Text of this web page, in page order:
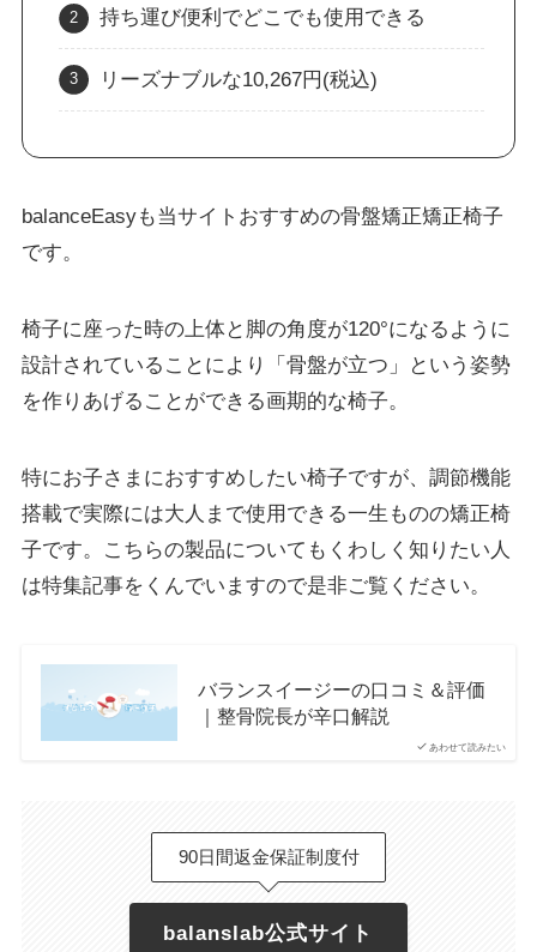
持ち運び便利でどこでも使用できる
リーズナブルな10,267円(税込)
balanceEasyも当サイトおすすめの骨盤矯正矯正椅子
です。
椅子に座った時の上体と脚の角度が120°になるように
設計されていることにより「骨盤が立つ」という姿勢
を作りあげることができる画期的な椅子。
特にお子さまにおすすめしたい椅子ですが、調節機能
搭載で実際には大人まで使用できる一生ものの矯正椅
子です。こちらの製品についてもくわしく知りたい人
は特集記事をくんでいますので是非ご覧ください。
あわせて読みたい
バランスイージーの口コミ＆評価
｜整骨院長が辛口解説
90日間返金保証制度付
balanslab公式サイト